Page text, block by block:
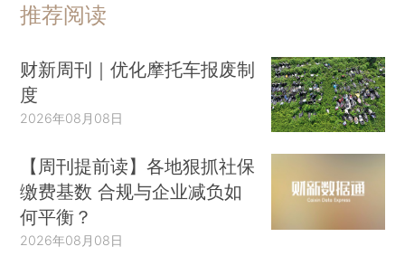
推荐阅读
财新周刊｜优化摩托车报废制
度
2026年08月08日
【周刊提前读】各地狠抓社保
缴费基数 合规与企业减负如
何平衡？
2026年08月08日